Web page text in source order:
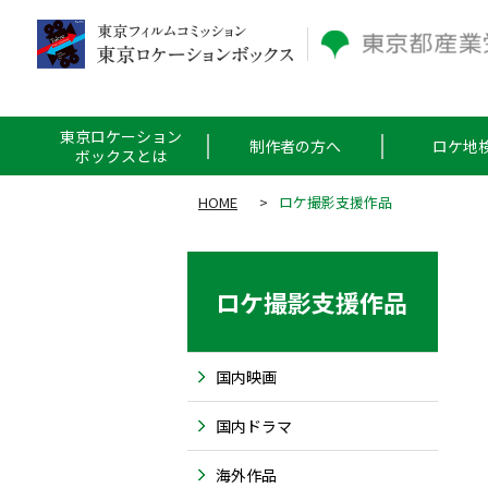
東京ロケーション
ボックスとは
制作者の方へ ロケ地
HOME > ロケ撮影支援作品
ロケ撮影支援作品
国内映画
国内ドラマ
海外作品